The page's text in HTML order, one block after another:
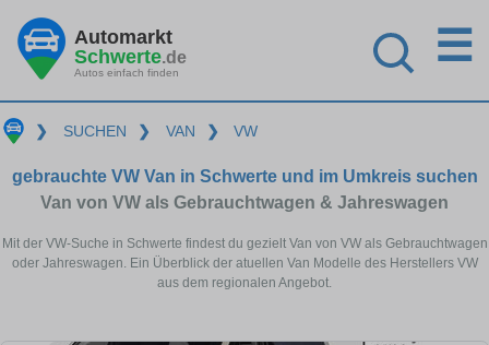
Automarkt
Schwerte.de
Autos einfach finden
☰
❯ SUCHEN ❯ VAN ❯ VW
gebrauchte VW Van in Schwerte und im Umkreis suchen
Van von VW als Gebrauchtwagen & Jahreswagen
Mit der VW-Suche in Schwerte findest du gezielt Van von VW als Gebrauchtwagen
oder Jahreswagen. Ein Überblick der atuellen Van Modelle des Herstellers VW
aus dem regionalen Angebot.